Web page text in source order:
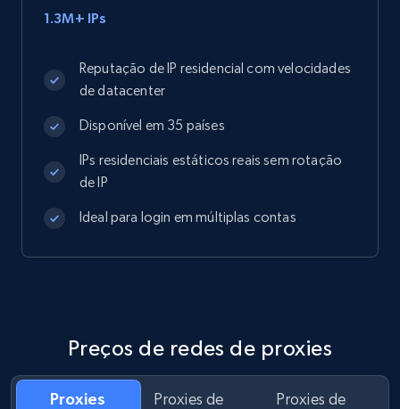
1.3M+ IPs
Reputação de IP residencial com velocidades
de datacenter
Disponível em 35 países
IPs residenciais estáticos reais sem rotação
de IP
Ideal para login em múltiplas contas
Preços de redes de proxies
Proxies
Proxies de
Proxies de